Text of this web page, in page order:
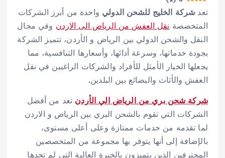
تعد شركة الخليج للشحن الدولي واحدة من أبرز الشركات
المتخصصة نقل العفش من الرياض الى الاردن وفي مجال
النقل والشحن الدولي بين الرياض و الأردن، تتميز الشركة
بجودة خدماتها، وسرعة أدائها، وأسعارها التنافسية، مما
يجعلها الخيار الأمثل للأفراد والشركات الراغبين في نقل
العفش والأثاث والبضائع بين البلدين.
شركة شحن بري من الرياض الي الأردن تعد من أفضل
الشركات التي تقوم بالشحن البري بين الرياض و الاردن
لما تقدمه من خدمات ممتازة وعلى أعلى مستوى،
بالإضافة إلى أنها يتوفر بها مجموعة من المتخصصين
المحترفين الذين يتميزون بالخبرة العالية التي لم تجدها